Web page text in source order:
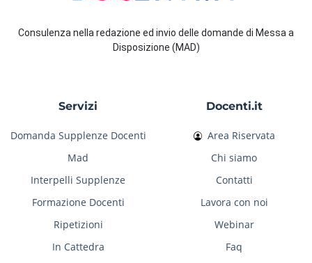
Consulenza nella redazione ed invio delle domande di Messa a
Disposizione (MAD)
Servizi
Domanda Supplenze Docenti
Mad
Interpelli Supplenze
Formazione Docenti
Ripetizioni
In Cattedra
Docenti.it
Area Riservata
Chi siamo
Contatti
Lavora con noi
Webinar
Faq